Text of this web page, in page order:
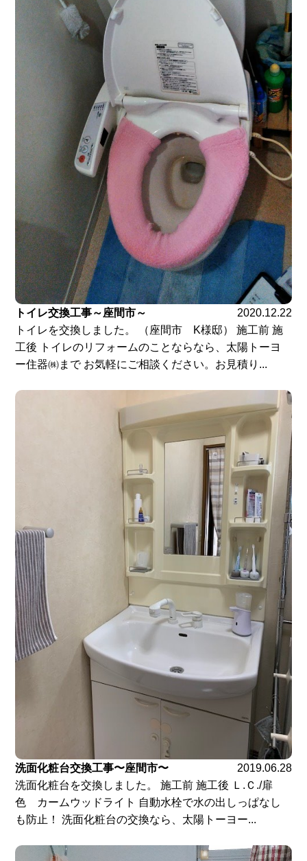
トイレ交換工事～座間市～
2020.12.22
トイレを交換しました。 （座間市 K様邸） 施工前 施
工後 トイレのリフォームのことならなら、太陽トーヨ
ー住器㈱まで お気軽にご相談ください。お見積り...
洗面化粧台交換工事〜座間市〜
2019.06.28
洗面化粧台を交換しました。 施工前 施工後 Ｌ.Ｃ./扉
色 カームウッドライト 自動水栓で水の出しっぱなし
も防止！ 洗面化粧台の交換なら、太陽トーヨー...